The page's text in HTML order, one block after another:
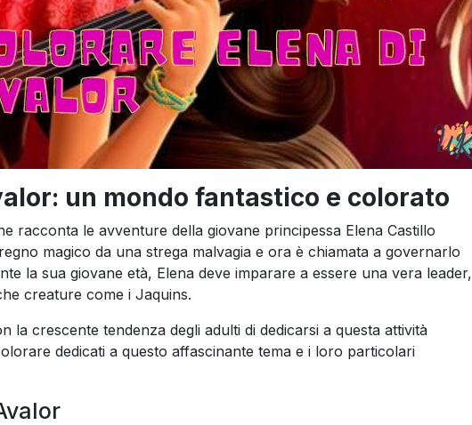
un mondo fantastico e colorato
racconta le avventure della giovane principessa Elena Castillo
magico da una strega malvagia e ora è chiamata a governarlo
la sua giovane età, Elena deve imparare a essere una vera leader,
creature come i Jaquins.
crescente tendenza degli adulti di dedicarsi a questa attività
dedicati a questo affascinante tema e i loro particolari